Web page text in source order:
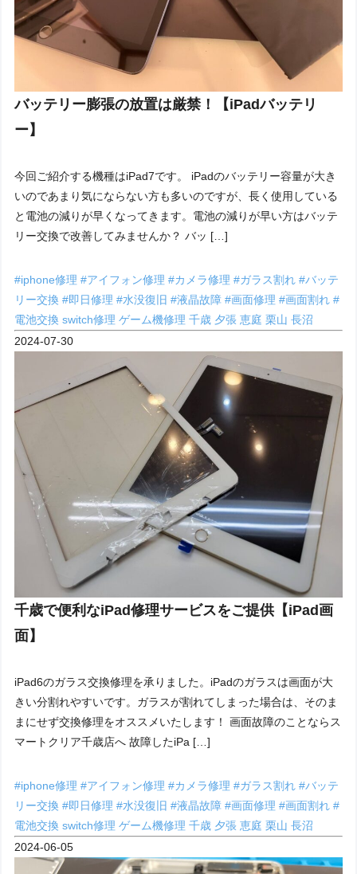
バッテリー膨張の放置は厳禁！【iPadバッテリ
ー】
今回ご紹介する機種はiPad7です。 iPadのバッテリー容量が大き
いのであまり気にならない方も多いのですが、長く使用している
と電池の減りが早くなってきます。電池の減りが早い方はバッテ
リー交換で改善してみませんか？ バッ […]
#iphone修理#アイフォン修理#カメラ修理#ガラス割れ#バッテ
リー交換#即日修理#水没復旧#液晶故障#画面修理#画面割れ#
電池交換switch修理ゲーム機修理千歳 夕張恵庭栗山長沼
2024-07-30
千歳で便利なiPad修理サービスをご提供【iPad画
面】
iPad6のガラス交換修理を承りました。iPadのガラスは画面が大
きい分割れやすいです。ガラスが割れてしまった場合は、そのま
まにせず交換修理をオススメいたします！ 画面故障のことならス
マートクリア千歳店へ 故障したiPa […]
#iphone修理#アイフォン修理#カメラ修理#ガラス割れ#バッテ
リー交換#即日修理#水没復旧#液晶故障#画面修理#画面割れ#
電池交換switch修理ゲーム機修理千歳 夕張恵庭栗山長沼
2024-06-05